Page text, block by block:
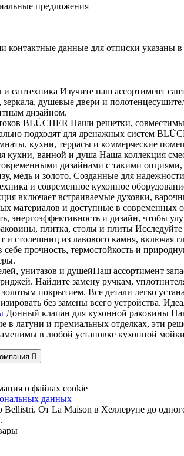
предложения
данные для отписки указаны в
сантехника Изучите наш ассортимент
душевые двери и
дизайном.
BLÜCHER Наши решетки,
подходят для дренажных систем
кухни, террасы и коммерческие
кухни, ванной и душа Наша коллекция
дизайнами с такими
медь и золото. Созданные для
и современное кухонное
включает встраиваемые духовки,
материалов и доступные в
энергоэффективность и дизайн, чтобы
плитка, столы и плиты
столешниц из лавового камня, включая
прочность, термостойкость и
унитазов и душейНаш ассортимент
Найдите замену ручкам,
покрытием. Все детали легко
без замены всего устройства.
Донный клапан для кухонной раковины
в латуни и премиальных отделках, эти
в любой установке кухонной

о файлах cookie
данных
Bellistri. От La Maison в Хеллерупе до